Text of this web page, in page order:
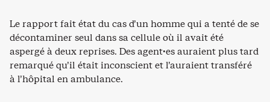
Le rapport fait état du cas d’un homme qui a tenté de se
décontaminer seul dans sa cellule où il avait été
aspergé à deux reprises. Des agent·es auraient plus tard
remarqué qu’il était inconscient et l’auraient transféré
à l’hôpital en ambulance.